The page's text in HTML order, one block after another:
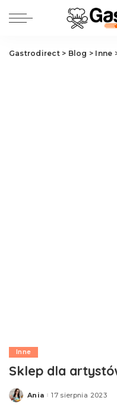
Gastrodirect> Blog > Inne
Inne
Sklep dla
Posted
Ania 17 sierpnia 2023